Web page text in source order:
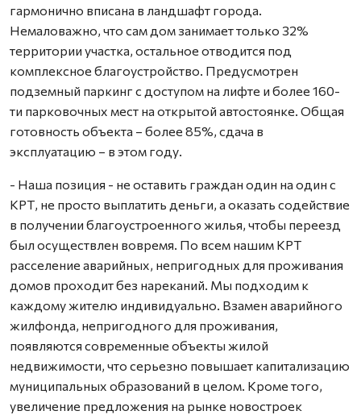
гармонично вписана в ландшафт города.
Немаловажно, что сам дом занимает только 32%
территории участка, остальное отводится под
комплексное благоустройство. Предусмотрен
подземный паркинг с доступом на лифте и более 160-
ти парковочных мест на открытой автостоянке. Общая
готовность объекта – более 85%, сдача в
эксплуатацию – в этом году.
- Наша позиция - не оставить граждан один на один с
КРТ, не просто выплатить деньги, а оказать содействие
в получении благоустроенного жилья, чтобы переезд
был осуществлен вовремя. По всем нашим КРТ
расселение аварийных, непригодных для проживания
домов проходит без нареканий. Мы подходим к
каждому жителю индивидуально. Взамен аварийного
жилфонда, непригодного для проживания,
появляются современные объекты жилой
недвижимости, что серьезно повышает капитализацию
муниципальных образований в целом. Кроме того,
увеличение предложения на рынке новостроек